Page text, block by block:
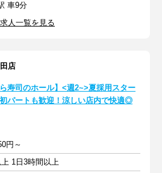
車9分
人一覧を見る
店
ら寿司のホール】<週2~>夏採用スター
パートも歓迎！涼しい店内で快適◎
円～
1日3時間以上